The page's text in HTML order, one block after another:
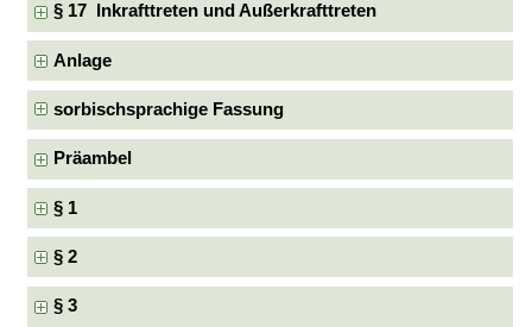
§ 17 Inkrafttreten und Außerkrafttreten
Anlage
sorbischsprachige Fassung
Präambel
§ 1
§ 2
§ 3